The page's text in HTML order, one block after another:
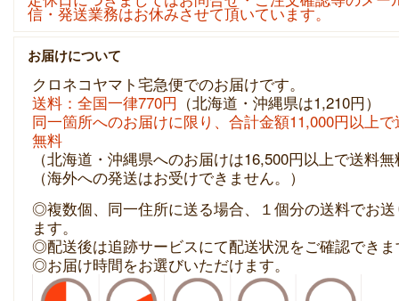
信・発送業務はお休みさせて頂いています。
お届けについて
クロネコヤマト宅急便でのお届けです。
送料：全国一律770円 （北海道・沖縄県は1,210円）
同一箇所へのお届けに限り、合計金額11,000円以上で
無料
（北海道・沖縄県へのお届けは16,500円以上で送料
（海外への発送はお受けできません。）
◎複数個、同一住所に送る場合、１個分の送料でお
ます。
◎配送後は追跡サービスにて配送状況をご確認でき
◎お届け時間をお選びいただけます。